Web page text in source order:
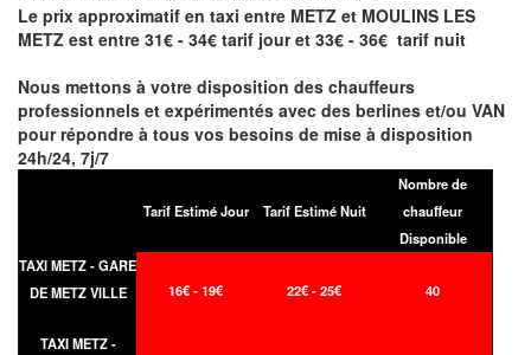
Le prix approximatif en taxi entre METZ et MOULINS LES
METZ est entre 31€ - 34€ tarif jour et 33€ - 36€ tarif nuit
Nous mettons à votre disposition des chauffeurs
professionnels et expérimentés avec des berlines et/ou VAN
pour répondre à tous vos besoins de mise à disposition
24h/24, 7j/7
Tarif Estimé Jour Tarif Estimé Nuit
Nombre de
chauffeur
Disponible
TAXI METZ - GARE
DE METZ VILLE
16€ - 19€ 22€ - 25€ 40
TAXI METZ -